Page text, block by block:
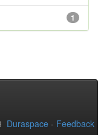
1
Duraspace - Feedback